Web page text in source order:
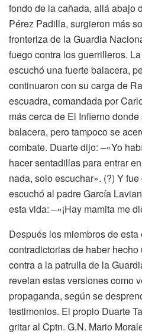
fondo de la cañada, allá abajo
Pérez Padilla, surgieron más
fronteriza de la Guardia
fuego contra los guerrilleros.
escuchó una fuerte balacera,
continuaron con su carga de
escuadra, comandada por
más cerca de El Infierno
balacera, pero tampoco se
combate. Duarte dijo: –«Yo
hacer sentadillas para entrar
nada, solo escuchar». (?) Y
escuchó al padre García
esta vida: –«¡Hay mamita me
Después los miembros de
contradictorias de haber
contra a la patrulla de la
revelan estas versiones como
propaganda, según se
testimonios. El propio Duarte
gritar al Cptn. G.N. Mario